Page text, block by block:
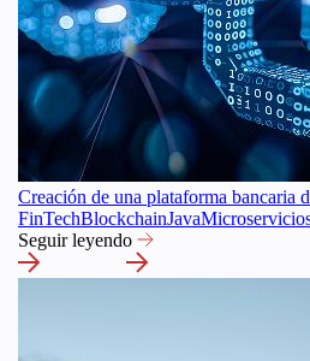
Creación de una plataforma bancaria
FinTechBlockchainJava
Seguir leyendo